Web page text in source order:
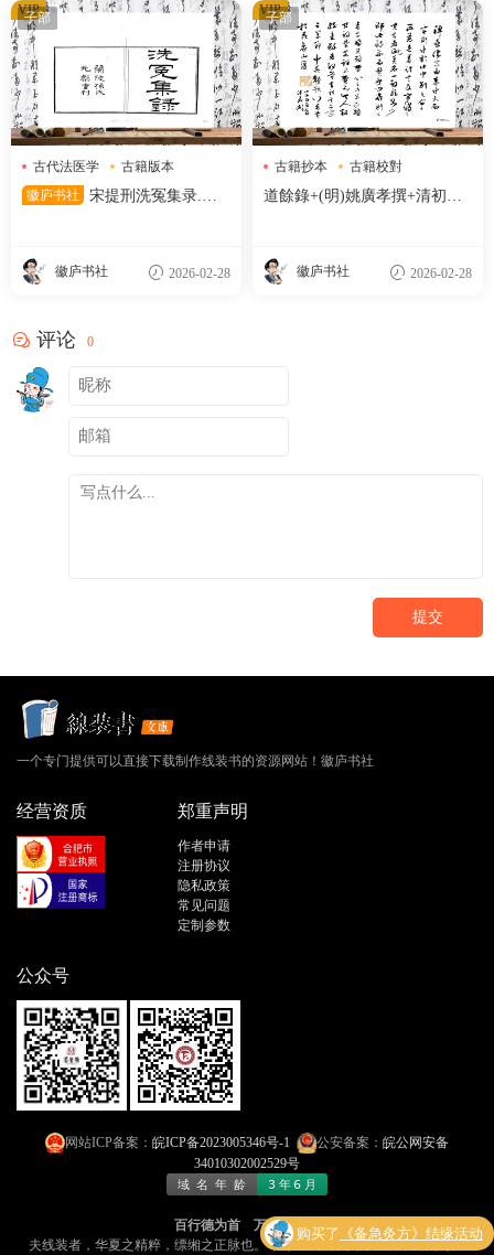
子部
古代法医学
古籍版本
孙星衍
徽庐书社
宋提刑洗冤集录.五
校
徽庐书社 2026-02-28
VIP 子部
古籍抄本
古籍校對
明代刻本
道餘錄+(明)姚廣孝撰+清初抄
徽庐书社 2026-02-28
VIP
评论 0
提交
一个专门提供可以直接下载制作线装书的资源网站！徽庐书社
经营资质 郑重声明
作者申请
注册协议
隐私政策
常见问题
定制参数
公众号
网站ICP备案： 皖ICP备2023005346号-1 公安备案： 皖公网安备
34010302002529号
百行德为首 万事法为先
夫线装者，华夏之精粹，缥缃之正脉也​​。今有「线装书文库」者，乃​​网海孤
购买了 《备急灸方》结缘活动